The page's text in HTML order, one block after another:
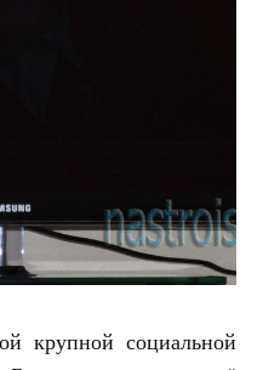
крупной социальной